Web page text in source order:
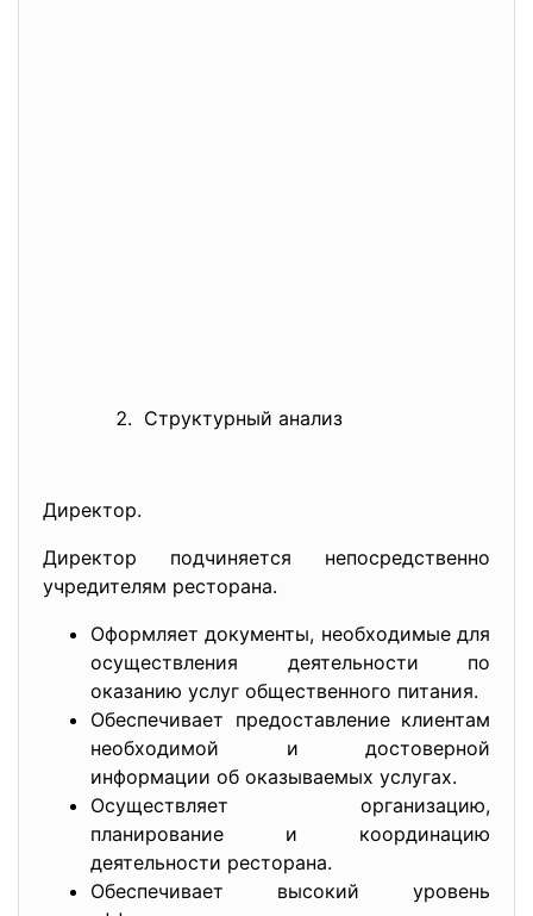
Структурный анализ
Директор.
Директор подчиняется непосредственно
учредителям ресторана.
Оформляет документы, необходимые для
осуществления деятельности по
оказанию услуг общественного питания.
Обеспечивает предоставление клиентам
необходимой и достоверной
информации об оказываемых услугах.
Осуществляет организацию,
планирование и координацию
деятельности ресторана.
Обеспечивает высокий уровень